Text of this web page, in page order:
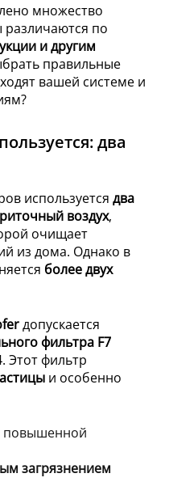
множество
различаются по
и другим
правильные
вашей системе и
два
используется два
воздух,
очищает
из дома. Однако в
более двух
допускается
фильтра F7
Этот фильтр
и особенно
повышенной
загрязнением